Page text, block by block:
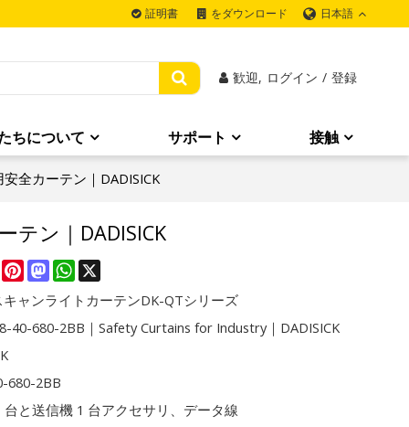
証明書 をダウンロード 日本語
歓迎, ログイン / 登録
ちについて サポート 接触
全カーテン｜DADISICK
テン｜DADISICK
Facebook
PinterestMastodonWhatsApp
キャンライトカーテンDK-QTシリーズ
40-680-2BB｜Safety Curtains for Industry｜DADISICK
680-2BB
台と送信機 1 台アクセサリ、データ線